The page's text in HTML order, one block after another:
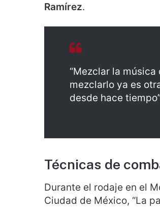
Ramírez.
“Mezclar la
mezclarlo ya es
desde hace
Técnicas de
Durante el rodaje en el
Ciudad de México, “La